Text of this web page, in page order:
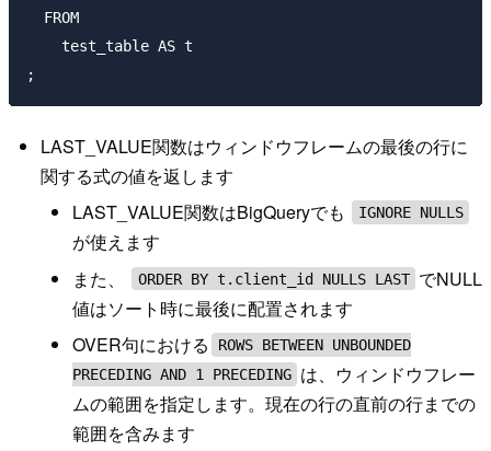
  FROM
    test_table AS t
LAST_VALUE関数はウィンドウフレームの最後の行に
関する式の値を返します
LAST_VALUE関数はBigQueryでも
IGNORE NULLS
が使えます
また、
ORDER BY t.client_id NULLS LAST でNULL
値はソート時に最後に配置されます
OVER句における
ROWS BETWEEN UNBOUNDED
PRECEDING AND 1 PRECEDING は、ウィンドウフレー
ムの範囲を指定します。現在の行の直前の行までの
範囲を含みます